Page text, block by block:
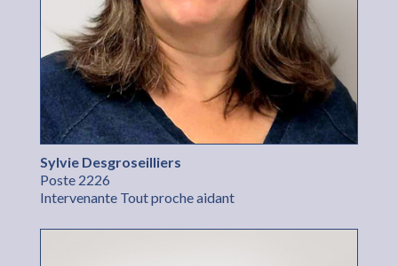
Sylvie Desgroseilliers
Poste 2226
Intervenante Tout proche aidant